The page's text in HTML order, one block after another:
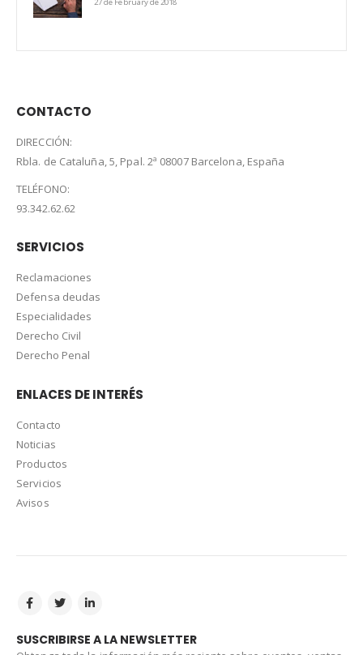
CONTACTO
DIRECCIÓN:
Rbla. de Cataluña, 5, Ppal. 2ª 08007 Barcelona, España
TELÉFONO:
93.342.62.62
SERVICIOS
Reclamaciones
Defensa deudas
Especialidades
Derecho Civil
Derecho Penal
ENLACES DE INTERÉS
Contacto
Noticias
Productos
Servicios
Avisos
SUSCRIBIRSE A LA NEWSLETTER